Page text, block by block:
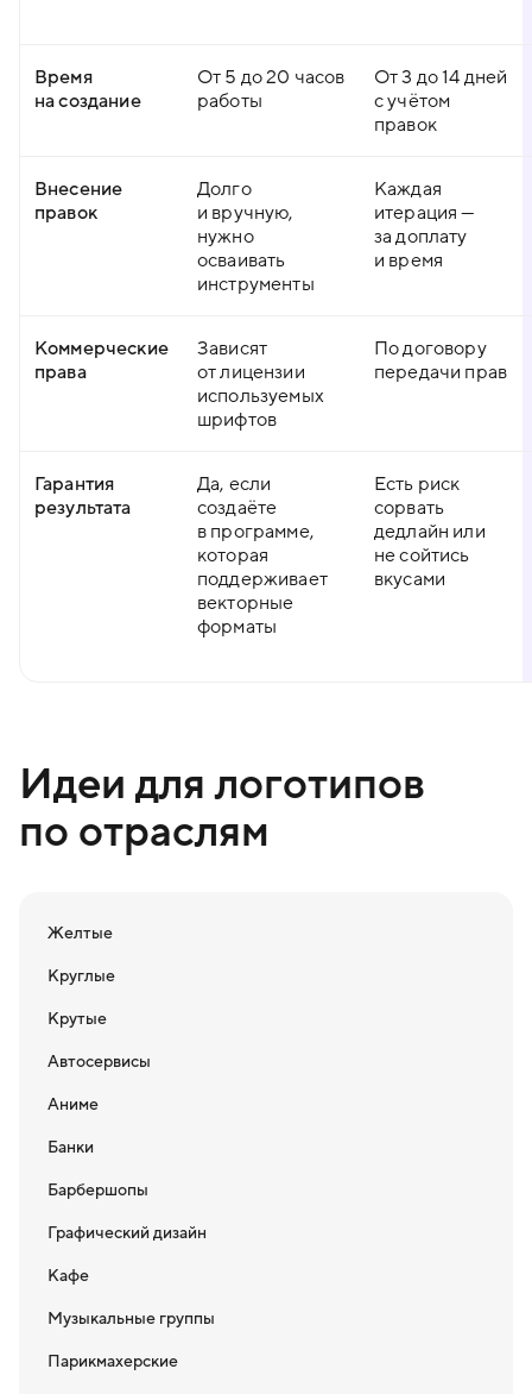
Время
на создание
От 5 до 20 часов
работы
От 3 до 14 дней
с учётом
правок
Внесение
правок
Долго
и вручную,
нужно
осваивать
инструменты
Каждая
итерация —
за доплату
и время
Коммерческие
права
Зависят
от лицензии
используемых
шрифтов
По договору
передачи прав
Гарантия
результата
Да, если
создаёте
в программе,
которая
поддерживает
векторные
форматы
Есть риск
сорвать
дедлайн или
не сойтись
вкусами
Идеи для логотипов
по отраслям
Желтые
Круглые
Крутые
Автосервисы
Аниме
Банки
Барбершопы
Графический дизайн
Кафе
Музыкальные группы
Парикмахерские